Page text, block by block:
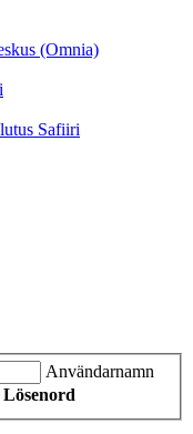
(Omnia)
Safiiri
Användarnamn
Lösenord